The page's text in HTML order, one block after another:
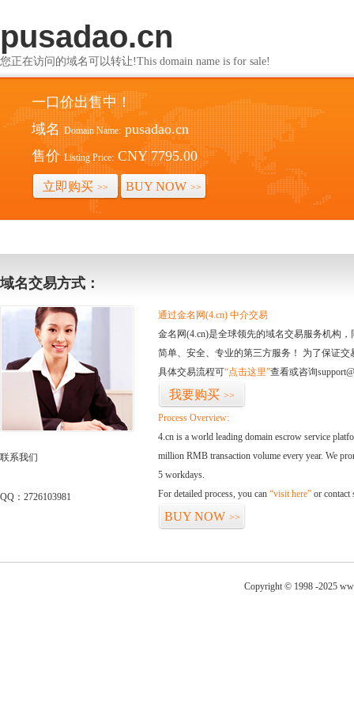
pusadao.cn
您正在访问的域名可以转让!This domain name is for sale!
一口价出售中！
域名 Domain Name: pusadao.cn
售价 Listing Price: CNY 7795.00
立即购买 >> BUY NOW >>
域名交易方式：
联系我们
QQ：2726103981
通过金名网(4.cn) 中介交易
金名网(4.cn)是全球领先的域名交易服务机构
简单、安全、专业的第三方服务！ 为了保证
具体交易流程可“点击这里”查看或咨询
我要购买 >>
Process Overview:
4.cn is a world leading domain escrow service
million RMB transaction volume every year. We
5 workdays.
For detailed process, you can “visit here” or contact
BUY NOW >>
Copyright © 1998 -2025